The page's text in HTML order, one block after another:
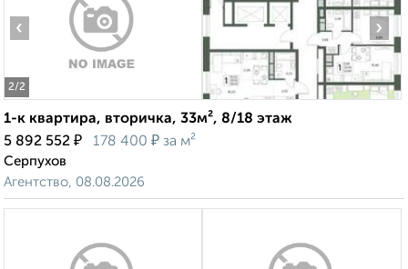
2/2
‹ ›
1-к квартира, вторичка, 33м², 8/18 этаж
5 892 552 ₽ 178 400 ₽ за м²
Серпухов
Агентство, 08.08.2026